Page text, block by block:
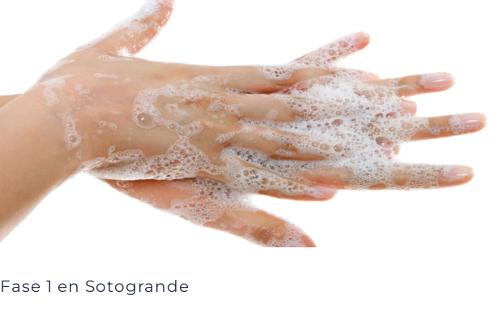
Fase 1 en Sotogrande